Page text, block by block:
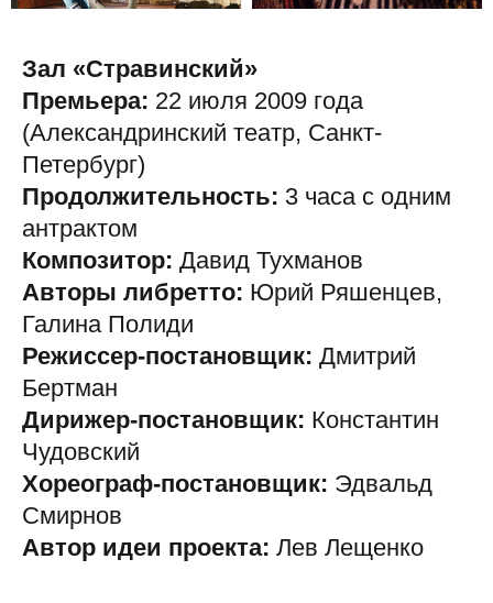
Зал «Стравинский»
Премьера: 22 июля 2009 года
(Александринский театр, Санкт-
Петербург)
Продолжительность: 3 часа с одним
антрактом
Композитор: Давид Тухманов
Авторы либретто: Юрий Ряшенцев,
Галина Полиди
Режиссер-постановщик: Дмитрий
Бертман
Дирижер-постановщик: Константин
Чудовский
Хореограф-постановщик: Эдвальд
Смирнов
Автор идеи проекта: Лев Лещенко